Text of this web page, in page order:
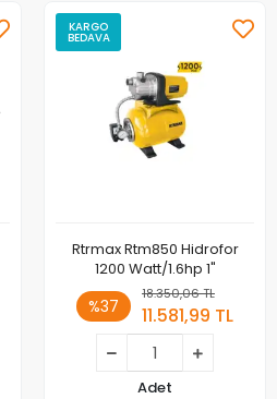
KARGO
BEDAVA
Rtrmax Rtm850 Hidrofor
1200 Watt/1.6hp 1"
%37
18.350,06 TL
11.581,99 TL
Adet